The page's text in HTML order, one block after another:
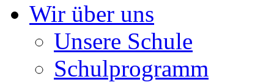
Wir über uns
Unsere Schule
Schulprogramm